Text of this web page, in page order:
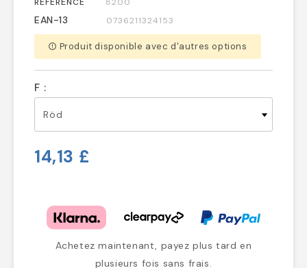
EAN-13 0736211324153
error_outline Produit disponible avec d'autres options
F :
14,13 £
Achetez maintenant, payez plus tard en
plusieurs fois sans frais.